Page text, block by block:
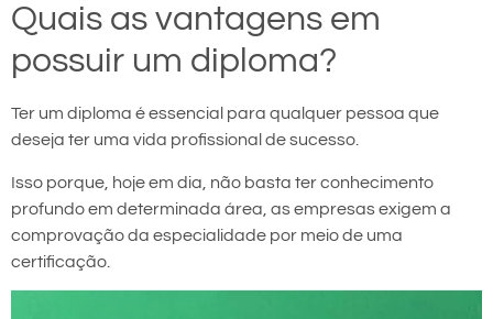
Quais as vantagens em
possuir um diploma?
Ter um diploma é essencial para qualquer pessoa que
deseja ter uma vida profissional de sucesso.
Isso porque, hoje em dia, não basta ter conhecimento
profundo em determinada área, as empresas exigem a
comprovação da especialidade por meio de uma
certificação.